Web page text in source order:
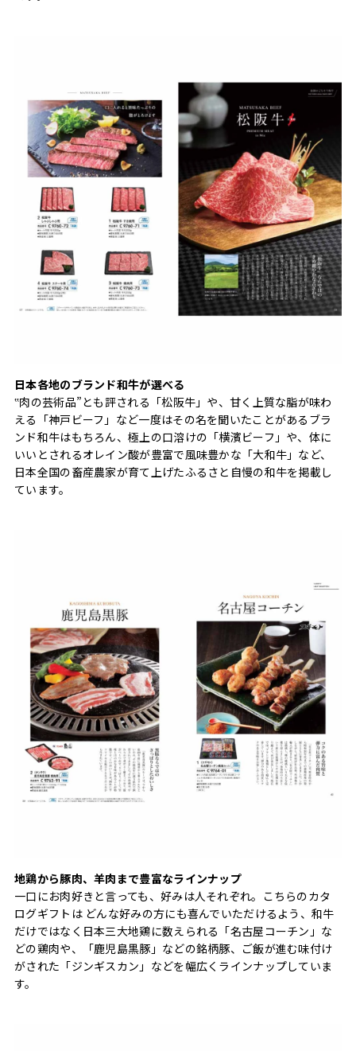
日本各地のブランド和牛が選べる
‟肉の芸術品”とも評される「松阪牛」や、甘く上質な脂が味わ
える「神戸ビーフ」など一度はその名を聞いたことがあるブラ
ンド和牛はもちろん、極上の口溶けの「横濱ビーフ」や、体に
いいとされるオレイン酸が豊富で風味豊かな「大和牛」など、
日本全国の畜産農家が育て上げたふるさと自慢の和牛を掲載し
ています。
地鶏から豚肉、羊肉まで豊富なラインナップ
一口にお肉好きと言っても、好みは人それぞれ。こちらのカタ
ログギフトは どんな好みの方にも喜んでいただけるよう、和牛
だけではなく日本三大地鶏に数えられる「名古屋コーチン」な
どの鶏肉や、「鹿児島黒豚」などの銘柄豚、ご飯が進む味付け
がされた「ジンギスカン」などを幅広くラインナップしていま
す。